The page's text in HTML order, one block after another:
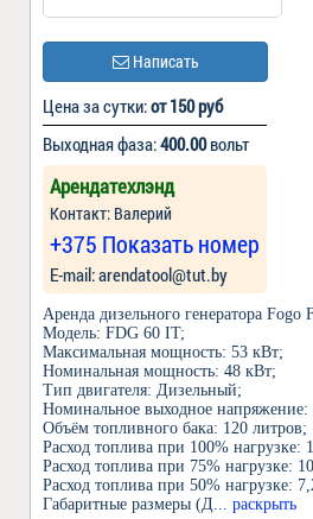
Написать
Цена за сутки:от 150 руб
Выходная фаза:400.00вольт
Арендатехлэнд
Контакт: Валерий
+375 Показать номер
Е-mail: arendatool@tut.by
Аренда дизельного генератора
Модель: FDG 60 IT;
Максимальная мощность: 53 кВт;
Номинальная мощность: 48 кВт;
Тип двигателя: Дизельный;
Номинальное выходное напряжение:
Объём топливного бака: 120 литров;
Расход топлива при 100% нагрузке:
Расход топлива при 75% нагрузке:
Расход топлива при 50% нагрузке:
Габаритные размеры (Д ... раскрыть